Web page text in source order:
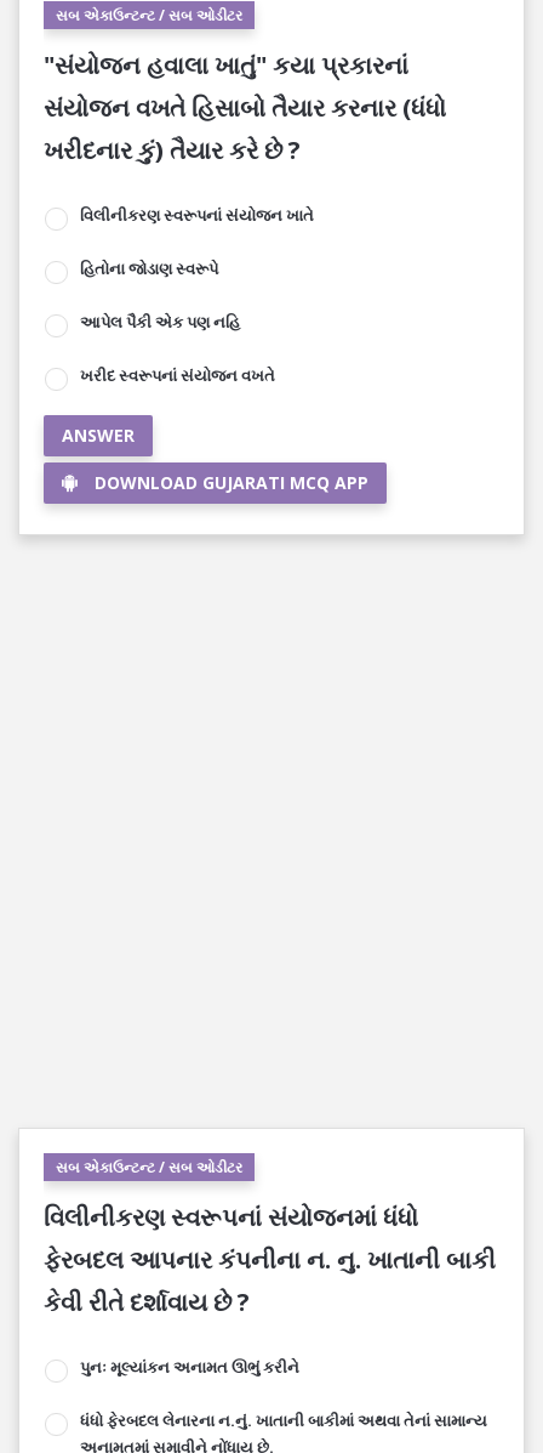
સબ એકાઉન્ટન્ટ / સબ ઓડીટર
"સંયોજન હવાલા ખાતું" કયા પ્રકારનાં
સંયોજન વખતે હિસાબો તૈયાર કરનાર (ધંધો
ખરીદનાર કું) તૈયાર કરે છે ?
વિલીનીકરણ સ્વરૂપનાં સંયોજન ખાતે
હિતોના જોડાણ સ્વરૂપે
આપેલ પૈકી એક પણ નહિ
ખરીદ સ્વરૂપનાં સંયોજન વખતે
ANSWER
DOWNLOAD GUJARATI MCQ APP
સબ એકાઉન્ટન્ટ / સબ ઓડીટર
વિલીનીકરણ સ્વરૂપનાં સંયોજનમાં ધંધો
ફેરબદલ આપનાર કંપનીના ન. નુ. ખાતાની બાકી
કેવી રીતે દર્શાવાય છે ?
પુનઃ મૂલ્યાંકન અનામત ઊભું કરીને
ધંધો ફેરબદલ લેનારના ન.નું. ખાતાની બાકીમાં અથવા તેનાં સામાન્ય
અનામતમાં સમાવીને નોંધાય છે.